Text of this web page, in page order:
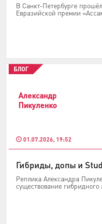
В Санкт-Петербурге
Евразийской премии
Александр
Пикуленко
01.07.2026, 19:52
БЛОГ
Гибриды, допы и
Реплика Александра
существование гибридного